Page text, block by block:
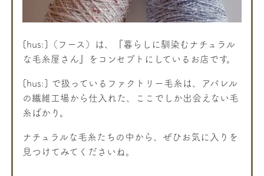
[hus:]（フース）は、『暮らしに馴染むナチュラル
な毛糸屋さん』をコンセプトにしているお店です。
[hus:] で扱っているファクトリー毛糸は、アパレル
の繊維工場から仕入れた、ここでしか出会えない毛
糸ばかり。
ナチュラルな毛糸たちの中から、ぜひお気に入りを
見つけてみてくださいね。